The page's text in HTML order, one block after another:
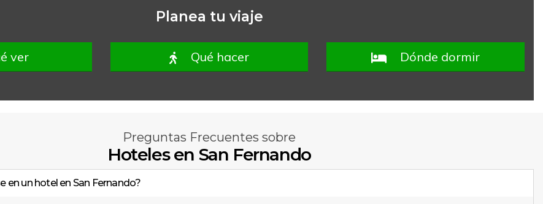
Planea tu viaje
ver Qué hacer Dónde dormir
Preguntas Frecuentes sobre
Hoteles en San Fernando
en un hotel en San Fernando?